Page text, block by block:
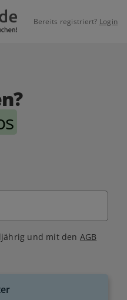
Bereits registriert? Login
und mit den AGB